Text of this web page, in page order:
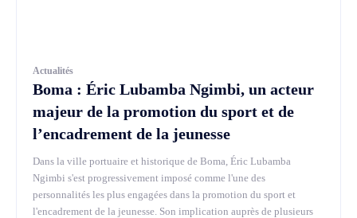
Actualités
Boma : Éric Lubamba Ngimbi, un acteur
majeur de la promotion du sport et de
l’encadrement de la jeunesse
Dans la ville portuaire et historique de Boma, Éric Lubamba
Ngimbi s'est progressivement imposé comme l'une des
personnalités les plus engagées dans la promotion du sport et
l'encadrement de la jeunesse. Son implication auprès de plusieurs